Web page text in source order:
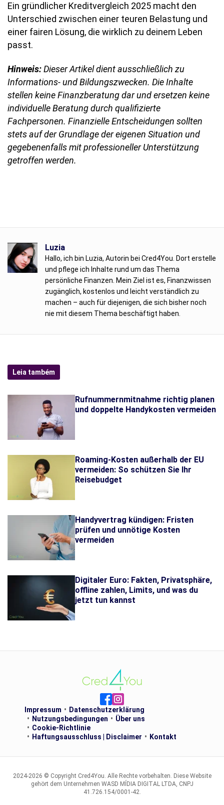
Ein gründlicher Kreditvergleich 2025 macht den
Unterschied zwischen einer teuren Belastung und
einer fairen Lösung, die wirklich zu deinem Leben
passt.
Hinweis:Dieser Artikel dient ausschließlich zu
Informations- und Bildungszwecken. Die Inhalte
stellen keine Finanzberatung dar und ersetzen keine
individuelle Beratung durch qualifizierte
Fachpersonen. Finanzielle Entscheidungen sollten
stets auf der Grundlage der eigenen Situation und
gegebenenfalls mit professioneller Unterstützung
getroffen werden.
Luzia
Hallo, ich bin Luzia, Autorin bei Cred4You. Dort erstelle
und pflege ich Inhalte rund um das Thema
persönliche Finanzen. Mein Ziel ist es, Finanzwissen
zugänglich, kostenlos und leicht verständlich zu
machen – auch für diejenigen, die sich bisher noch
nie mit diesem Thema beschäftigt haben.
Leia também
Rufnummernmitnahme richtig planen
und doppelte Handykosten vermeiden
Roaming-Kosten außerhalb der EU
vermeiden: So schützen Sie Ihr
Reisebudget
Handyvertrag kündigen: Fristen
prüfen und unnötige Kosten
vermeiden
Digitaler Euro: Fakten, Privatsphäre,
offline zahlen, Limits, und was du
jetzt tun kannst
Impressum
Datenschutzerklärung
Nutzungsbedingungen
Über uns
Cookie-Richtlinie
Haftungsausschluss | Disclaimer
Kontakt
2024-2026 © Copyright Cred4You. Alle Rechte vorbehalten. Diese Website
gehört dem Unternehmen WASD MÍDIA DIGITAL LTDA, CNPJ
41.726.154/0001-42.